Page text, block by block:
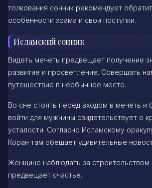
толкования сонник рекомендует
особенности храма и свои поступки.
Исламский сонник
Видеть мечеть предвещает получение
развитие и просветление. Совершать
путешествие в необычное место.
Во сне стоять перед входом в мечеть и
войти для мужчины свидетельствует о
усталости. Согласно Исламскому
Коран там обещает удивительные
Женщине наблюдать за строительством
предвещает счастье.